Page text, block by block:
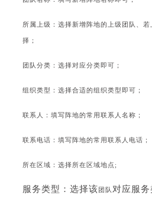
所属上级：选择新增阵地的上级 团队 、
择；
团队 分类：选择对应分类即可；
组织类型：选择合适的组织类型即可；
联系人：填写阵地的常用联系人名称；
联系电话： 填写阵地的常用联系人电话；
所在区域：选择所在区域地点;
服务类型：选择该团队 对应服务